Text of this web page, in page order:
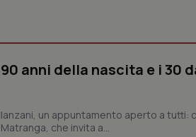
anni della nascita e i 30
un appuntamento aperto a tutti:
che invita a...
web abilitandone funzionalità di base quali la
grado di funzionare correttamente senza questi
5 mesi 4
settimane
Questo cookie viene utilizzato
scelte di consenso e privacy